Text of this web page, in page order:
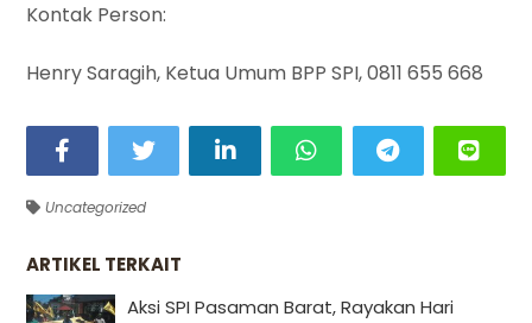
Kontak Person:
Henry Saragih, Ketua Umum BPP SPI, 0811 655 668
Uncategorized
ARTIKEL TERKAIT
Aksi SPI Pasaman Barat, Rayakan Hari